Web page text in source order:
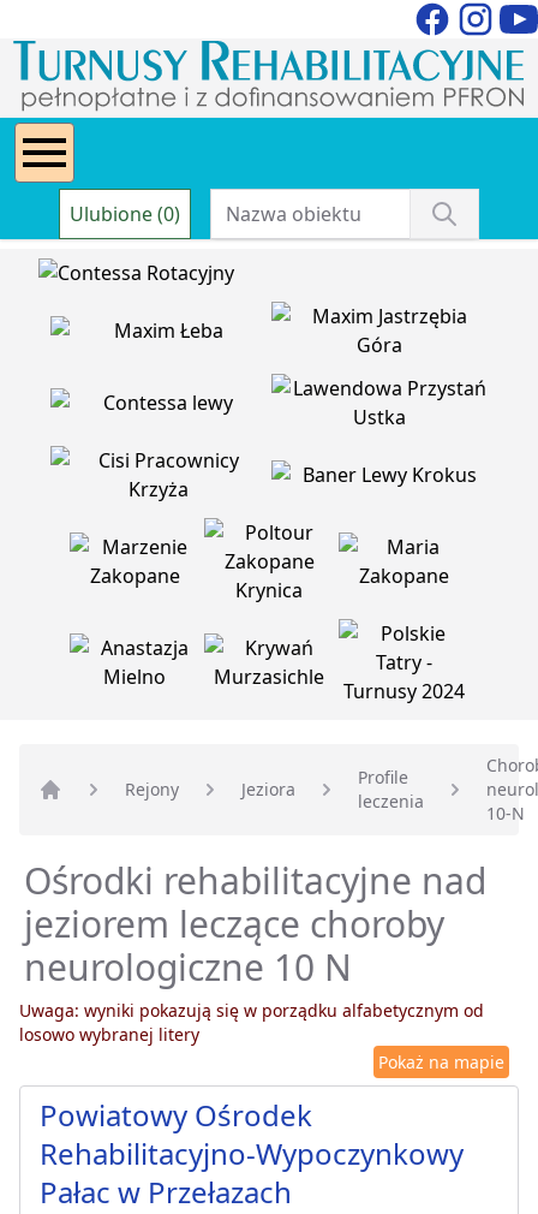
Ulubione (0)
Rejony Jeziora
Profile
leczenia
10-N
Ośrodki rehabilitacyjne nad
jeziorem leczące choroby
neurologiczne 10 N
Uwaga: wyniki pokazują się w porządku alfabetycznym od
losowo wybranej litery
Pokaż na mapie
Powiatowy Ośrodek
Rehabilitacyjno-Wypoczynkowy
Pałac w Przełazach